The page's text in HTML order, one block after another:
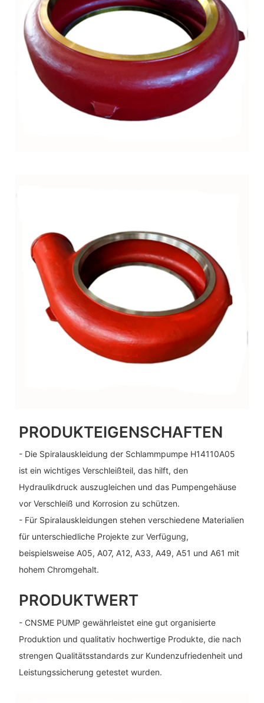
PRODUKTEIGENSCHAFTEN
- Die Spiralauskleidung der Schlammpumpe H14110A05
ist ein wichtiges Verschleißteil, das hilft, den
Hydraulikdruck auszugleichen und das Pumpengehäuse
vor Verschleiß und Korrosion zu schützen.
- Für Spiralauskleidungen stehen verschiedene Materialien
für unterschiedliche Projekte zur Verfügung,
beispielsweise A05, A07, A12, A33, A49, A51 und A61 mit
hohem Chromgehalt.
PRODUKTWERT
- CNSME PUMP gewährleistet eine gut organisierte
Produktion und qualitativ hochwertige Produkte, die nach
strengen Qualitätsstandards zur Kundenzufriedenheit und
Leistungssicherung getestet wurden.